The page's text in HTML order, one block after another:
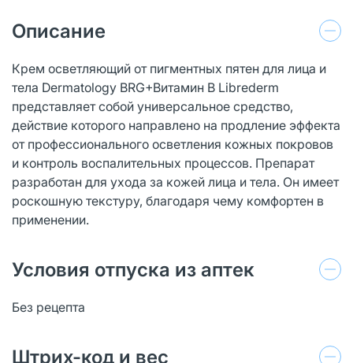
Описание
Крем осветляющий от пигментных пятен для лица и
тела Dermatology BRG+Витамин В Librederm
представляет собой универсальное средство,
действие которого направлено на продление эффекта
от профессионального осветления кожных покровов
и контроль воспалительных процессов. Препарат
разработан для ухода за кожей лица и тела. Он имеет
роскошную текстуру, благодаря чему комфортен в
применении.
Условия отпуска из аптек
Без рецепта
Штрих-код и вес